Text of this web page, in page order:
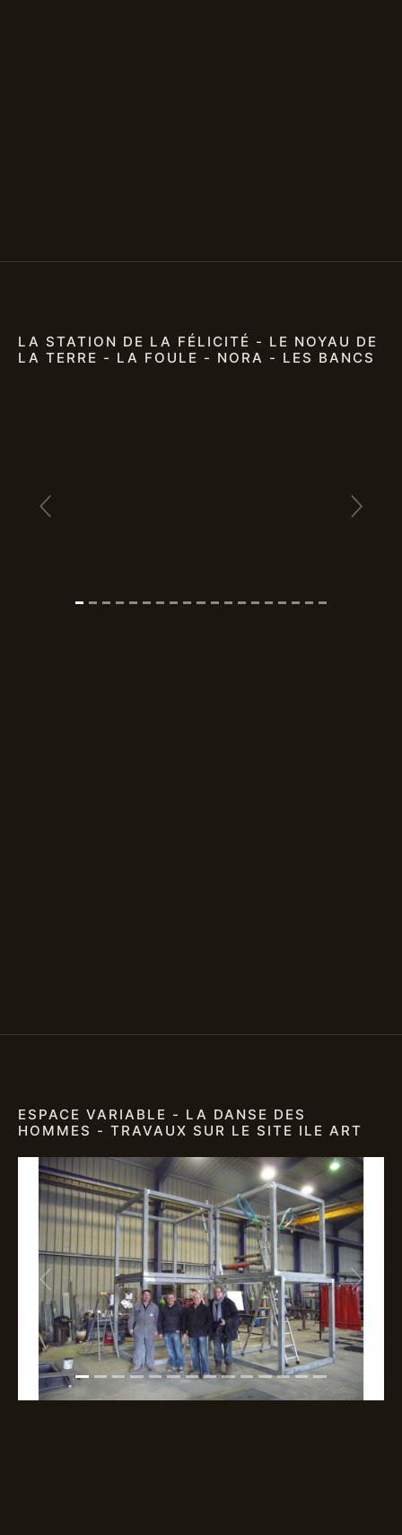
LA STATION DE LA FÉLICITÉ - LE NOYAU DE
LA TERRE - LA FOULE - NORA - LES BANCS
Previous Next
ESPACE VARIABLE - LA DANSE DES
HOMMES - TRAVAUX SUR LE SITE ILE ART
Previous Next